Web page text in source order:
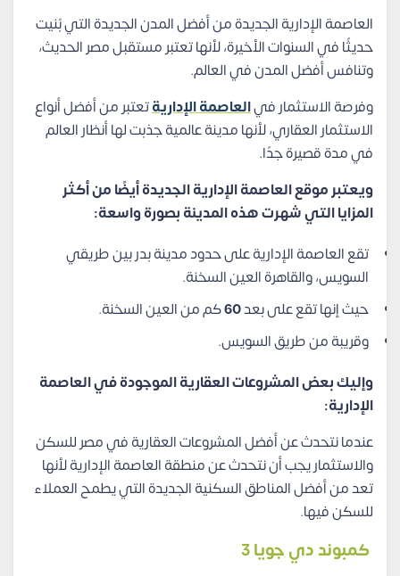
العاصمة الإدارية الجديدة من أفضل المدن الجديدة التي بُنيت
حديثًا في السنوات الأخيرة، لأنها تعتبر مستقبل مصر الحديث،
وتنافس أفضل المدن في العالم.
وفرصة الاستثمار فيالعاصمة الإداريةتعتبر من أفضل أنواع
الاستثمار العقاري، لأنها مدينة عالمية جذبت لها أنظار العالم
في مدة قصيرة جدًا.
ويعتبر موقع العاصمة الإدارية الجديدة أيضًا من أكثر
المزايا التي شهرت هذه المدينة بصورة واسعة:
تقع العاصمة الإدارية على حدود مدينة بدر بين طريقي
السويس، والقاهرة العين السخنة.
حيث إنها تقع على بعد60كم من العين السخنة.
وقريبة من طريق السويس.
وإليك بعض المشروعات العقارية الموجودة في العاصمة
الإدارية:
عندما نتحدث عن أفضل المشروعات العقارية في مصر للسكن
والاستثمار يجب أن نتحدث عن منطقة العاصمة الإدارية لأنها
تعد من أفضل المناطق السكنية الجديدة التي يطمح العملاء
للسكن فيها.
كمبوند دي جويا 3